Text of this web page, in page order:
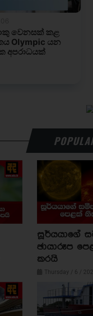
සූර්යයාගේ
ඡායාරූප
කරයි
Thursday / 6 /